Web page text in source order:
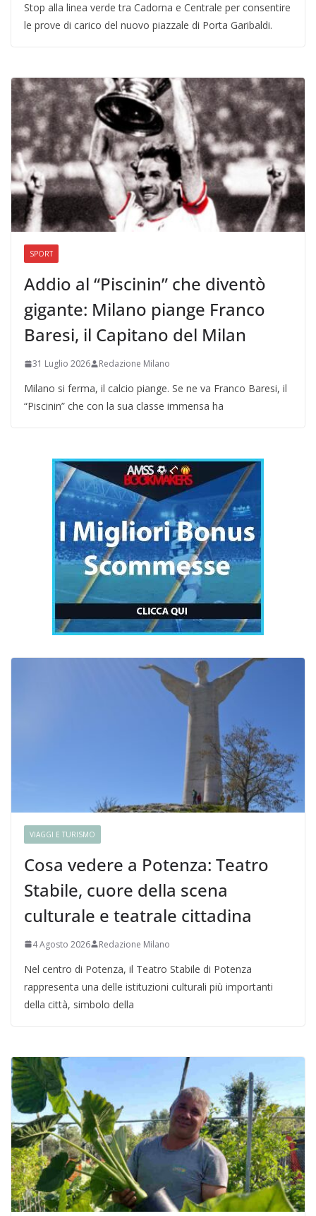
Stop alla linea verde tra Cadorna e Centrale per consentire
le prove di carico del nuovo piazzale di Porta Garibaldi.
SPORT
Addio al “Piscinin” che diventò
gigante: Milano piange Franco
Baresi, il Capitano del Milan
31 Luglio 2026 Redazione Milano
Milano si ferma, il calcio piange. Se ne va Franco Baresi, il
“Piscinin” che con la sua classe immensa ha
VIAGGI E TURISMO
Cosa vedere a Potenza: Teatro
Stabile, cuore della scena
culturale e teatrale cittadina
4 Agosto 2026 Redazione Milano
Nel centro di Potenza, il Teatro Stabile di Potenza
rappresenta una delle istituzioni culturali più importanti
della città, simbolo della